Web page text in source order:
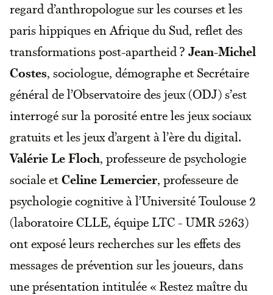
regard d’anthropologue sur les courses et les
paris hippiques en Afrique du Sud, reflet des
transformations post-apartheid ? Jean-Michel
Costes, sociologue, démographe et Secrétaire
général de l’Observatoire des jeux (ODJ) s’est
interrogé sur la porosité entre les jeux sociaux
gratuits et les jeux d’argent à l’ère du digital.
Valérie Le Floch, professeure de psychologie
sociale etCeline Lemercier, professeure de
psychologie cognitive à l’Université Toulouse 2
(laboratoire CLLE, équipe LTC - UMR 5263)
ont exposé leurs recherches sur les effets des
messages de prévention sur les joueurs, dans
une présentation intitulée « Restez maître du